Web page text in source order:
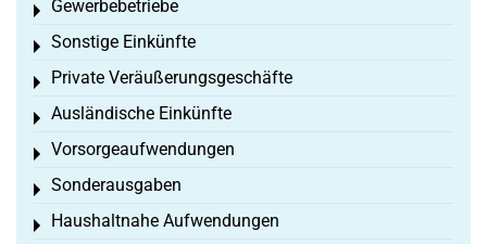
Gewerbebetriebe
Toggle menu
Sonstige Einkünfte
Toggle menu
Private Veräußerungsgeschäfte
Toggle menu
Ausländische Einkünfte
Toggle menu
Vorsorgeaufwendungen
Toggle menu
Sonderausgaben
Toggle menu
Haushaltnahe Aufwendungen
Toggle menu